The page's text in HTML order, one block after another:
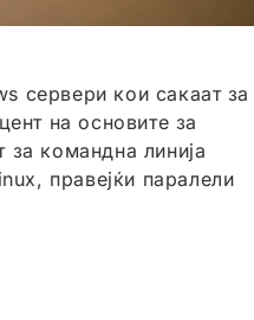
сервери кои сакаат за
на основите за
за командна линија
правејќи паралели